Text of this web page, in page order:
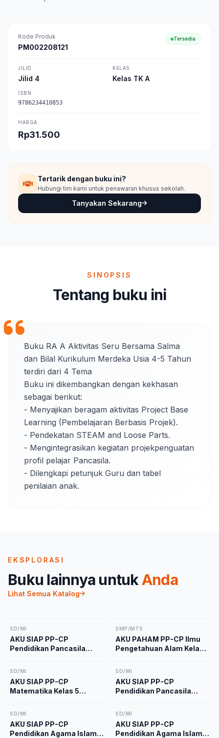
Kode Produk
PM002208121
Tersedia
JILID
Jilid 4
KELAS
Kelas TK A
ISBN
9786234410853
HARGA
Rp31.500
Tertarik dengan buku ini?
Hubungi tim kami untuk penawaran khusus sekolah.
Tanyakan Sekarang
SINOPSIS
Tentang buku ini
Buku RA A Aktivitas Seru Bersama Salma
dan Bilal Kurikulum Merdeka Usia 4-5 Tahun
terdiri dari 4 Tema
Buku ini dikembangkan dengan kekhasan
sebagai berikut:
- Menyajikan beragam aktivitas Project Base
Learning (Pembelajaran Berbasis Projek).
- Pendekatan STEAM and Loose Parts.
- Mengintegrasikan kegiatan projekpenguatan
profil pelajar Pancasila.
- Dilengkapi petunjuk Guru dan tabel
penilaian anak.
EKSPLORASI
Buku lainnya untukAnda
Lihat Semua Katalog
SD/MI
AKU SIAP PP-CP
Pendidikan Pancasila
Merdeka
SMP/MTS
AKU PAHAM PP-CP Ilmu
Pengetahuan Alam Kelas
SD/MI
AKU SIAP PP-CP
Matematika Kelas 5
SD/MI
AKU SIAP PP-CP
Pendidikan Pancasila
Merdeka
SD/MI
AKU SIAP PP-CP
Pendidikan Agama Islam
SD/MI
AKU SIAP PP-CP
Pendidikan Agama Islam